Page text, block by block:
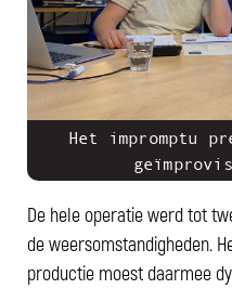
Het impromptu
De hele operatie werd tot
de weersomstandigheden.
productie moest daarmee